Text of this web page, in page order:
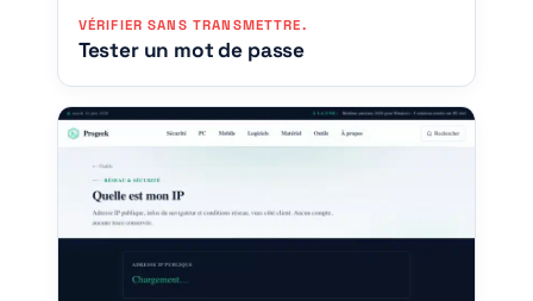
VÉRIFIER SANS TRANSMETTRE.
Tester un mot de passe